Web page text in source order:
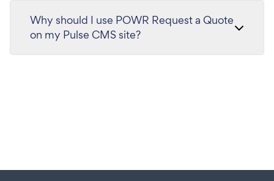
Why should I use POWR Request a Quote
on my Pulse CMS site?